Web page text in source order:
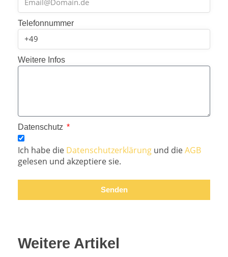
Telefonnummer
Weitere Infos
Datenschutz
Ich habe die Datenschutzerklärung und dieAGB
gelesen und akzeptiere sie.
Senden
Weitere Artikel